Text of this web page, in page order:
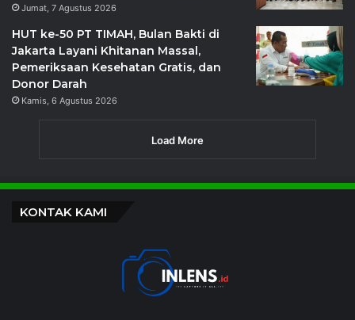
Jumat, 7 Agustus 2026
HUT ke-50 PT TIMAH, Bulan Bakti di
Jakarta Layani Khitanan Massal,
Pemeriksaan Kesehatan Gratis, dan
Donor Darah
Kamis, 6 Agustus 2026
Load More
KONTAK KAMI